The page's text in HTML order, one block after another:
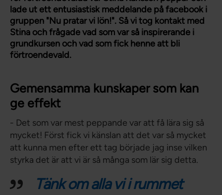
lade ut ett entusiastisk meddelande på facebook i
gruppen "Nu pratar vi lön!". Så vi tog kontakt med
Stina och frågade vad som var så inspirerande i
grundkursen och vad som fick henne att bli
förtroendevald.
Gemensamma kunskaper som kan
ge effekt
- Det som var mest peppande var att få lära sig så
mycket! Först fick vi känslan att det var så mycket
att kunna men efter ett tag började jag inse vilken
styrka det är att vi är så många som lär sig detta.
Tänk om alla vi i rummet